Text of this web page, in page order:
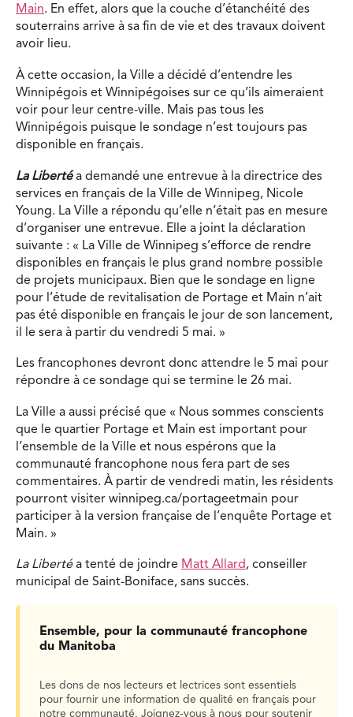
Main. En effet, alors que la couche d’étanchéité des
souterrains arrive à sa fin de vie et des travaux doivent
avoir lieu.
À cette occasion, la Ville a décidé d’entendre les
Winnipégois et Winnipégoises sur ce qu’ils aimeraient
voir pour leur centre-ville. Mais pas tous les
Winnipégois puisque le sondage n’est toujours pas
disponible en français.
La Libertéa demandé une entrevue à la directrice des
services en français de la Ville de Winnipeg, Nicole
Young. La Ville a répondu qu’elle n’était pas en mesure
d’organiser une entrevue. Elle a joint la déclaration
suivante : « La Ville de Winnipeg s’efforce de rendre
disponibles en français le plus grand nombre possible
de projets municipaux. Bien que le sondage en ligne
pour l’étude de revitalisation de Portage et Main n’ait
pas été disponible en français le jour de son lancement,
il le sera à partir du vendredi 5 mai. »
Les francophones devront donc attendre le 5 mai pour
répondre à ce sondage qui se termine le 26 mai.
La Ville a aussi précisé que « Nous sommes conscients
que le quartier Portage et Main est important pour
l’ensemble de la Ville et nous espérons que la
communauté francophone nous fera part de ses
commentaires. À partir de vendredi matin, les résidents
pourront visiter winnipeg.ca/portageetmain pour
participer à la version française de l’enquête Portage et
Main. »
La Libertéa tenté de joindre Matt Allard, conseiller
municipal de Saint-Boniface, sans succès.
Ensemble, pour la communauté francophone
du Manitoba
Les dons de nos lecteurs et lectrices sont essentiels
pour fournir une information de qualité en français pour
notre communauté. Joignez-vous à nous pour soutenir